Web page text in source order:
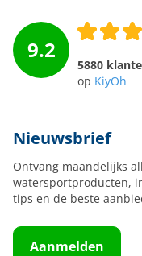
9.2
5880
op KiyOh
Nieuwsbrief
Ontvang maandelijks
watersportproducten,
tips en de beste
Aanmelden